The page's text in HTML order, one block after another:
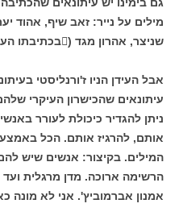
גם בימינו יש עיתונאים
מילים על נייר: זאב שיף, אהוד
שניצר, אהרון מגד (בכתיבתו
אבל העידן הניו ז'ורנליסטי
עיתונאים שהכישרון העיקרי
ניתן להגדיר כיכולת לעורר
אותם, להרגיז אותם. הכל
המילים. בקיצור: אנשים שיש
הרשימה ארוכה. מדן מרגלית
אמנון אברמוביץ'. אני לא מונה